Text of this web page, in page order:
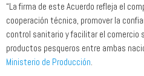
“La firma de este Acuerdo refleja el
cooperación técnica, promover la
control sanitario y facilitar el comercio
productos pesqueros entre ambas
Ministerio de Producción.